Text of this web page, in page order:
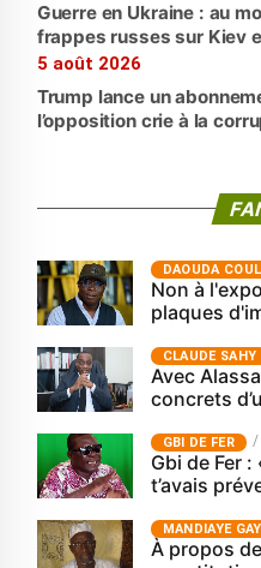
Guerre en Ukraine : au
frappes russes sur Kiev
5 août 2026
Trump lance un
l’opposition crie à la
‎DAOUDA
Non à
plaques
CLAUDE SAHY
Avec
concrets
GBI DE FER
Gbi de Fer
t’avais
MANDIAYE
À propos